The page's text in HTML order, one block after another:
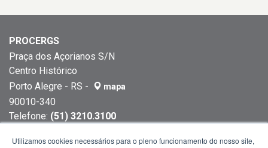
PROCERGS
Praça dos Açorianos S/N
Centro Histórico
Porto Alegre - RS -
mapa
90010-340
Telefone: (51) 3210.3100
Utilizamos cookies necessários para o pleno funcionamento do nosso site,